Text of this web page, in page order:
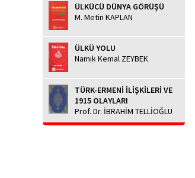
ÜLKÜCÜ DÜNYA GÖRÜŞÜ
M. Metin KAPLAN
ÜLKÜ YOLU
Namık Kemal ZEYBEK
TÜRK-ERMENİ İLİŞKİLERİ VE
1915 OLAYLARI
Prof. Dr. İBRAHİM TELLİOĞLU